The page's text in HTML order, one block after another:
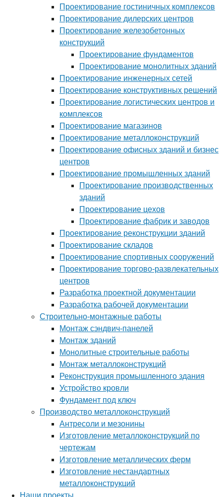
Проектирование гостиничных комплексов
Проектирование дилерских центров
Проектирование железобетонных
конструкций
Проектирование фундаментов
Проектирование монолитных зданий
Проектирование инженерных сетей
Проектирование конструктивных решений
Проектирование логистических центров и
комплексов
Проектирование магазинов
Проектирование металлоконструкций
Проектирование офисных зданий и бизнес
центров
Проектирование промышленных зданий
Проектирование производственных
зданий
Проектирование цехов
Проектирование фабрик и заводов
Проектирование реконструкции зданий
Проектирование складов
Проектирование спортивных сооружений
Проектирование торгово-развлекательных
центров
Разработка проектной документации
Разработка рабочей документации
Строительно-монтажные работы
Монтаж сэндвич-панелей
Монтаж зданий
Монолитные строительные работы
Монтаж металлоконструкций
Реконструкция промышленного здания
Устройство кровли
Фундамент под ключ
Производство металлоконструкций
Антресоли и мезонины
Изготовление металлоконструкций по
чертежам
Изготовление металлических ферм
Изготовление нестандартных
металлоконструкций